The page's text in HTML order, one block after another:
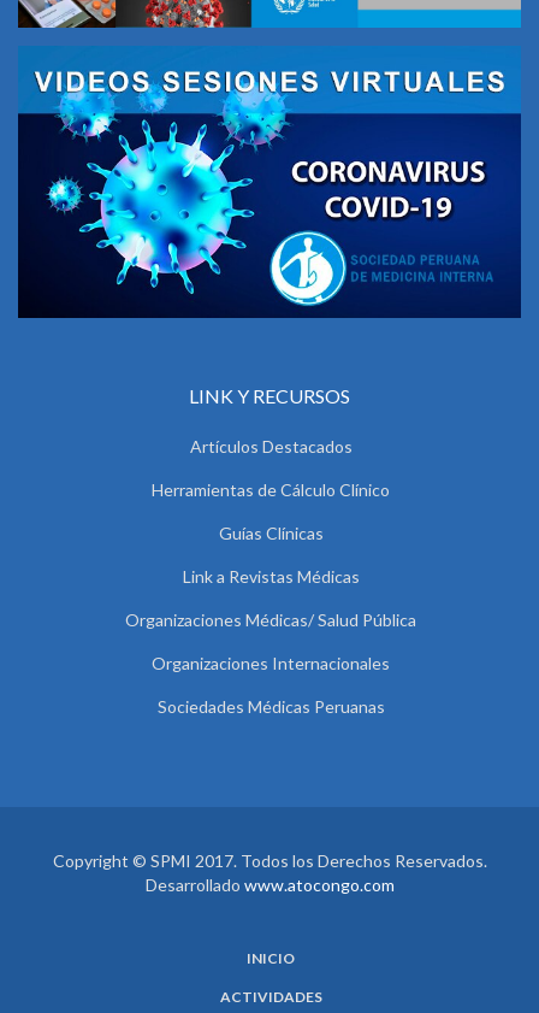
LINK Y RECURSOS
Artículos Destacados
Herramientas de Cálculo Clínico
Guías Clínicas
Link a Revistas Médicas
Organizaciones Médicas/ Salud Pública
Organizaciones Internacionales
Sociedades Médicas Peruanas
Copyright © SPMI 2017. Todos los Derechos Reservados.
Desarrollado www.atocongo.com
INICIO
ACTIVIDADES